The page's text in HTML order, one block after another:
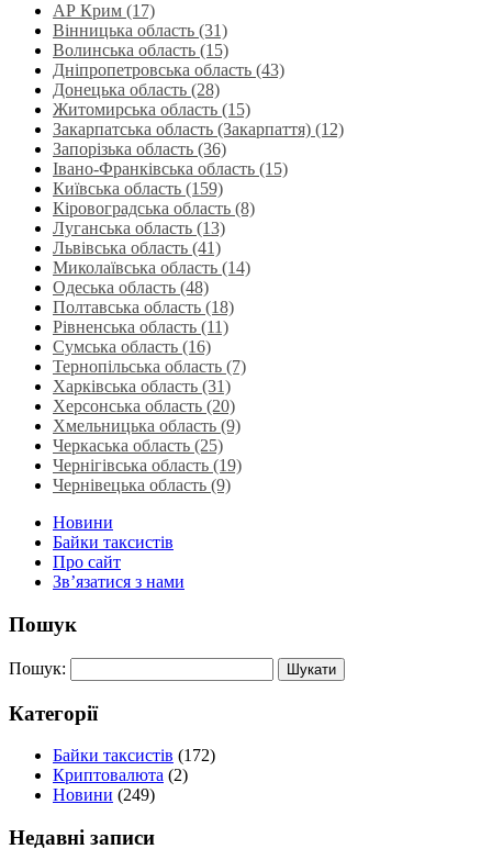
АР Крим (17)
Вінницька область (31)
Волинська область‎ (15)
Дніпропетровська область‎ (43)
Донецька область (28)
Житомирська область (15)
Закарпатська область (Закарпаття) (12)
Запорізька область (36)
Івано-Франківська область (15)
Київська область (159)
Кіровоградська область (8)
Луганська область‎ (13)
Львівська область‎ (41)
Миколаївська область‎ (14)
Одеська область‎ (48)
Полтавська область (18)
Рівненська область‎ (11)
Сумська область‎ (16)
Тернопільська область‎ (7)
Харківська область‎ (31)
Херсонська область‎ (20)
Хмельницька область‎ (9)
Черкаська область‎ (25)
Чернігівська область (19)
Чернівецька область (9)
Новини
Байки таксистів
Про сайт
Зв’язатися з нами
Пошук
Пошук:
Категорії
Байки таксистів (172)
Криптовалюта (2)
Новини (249)
Недавні записи